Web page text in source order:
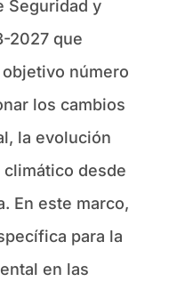
Seguridad y
2027 que
número
los cambios
la evolución
desde
En este marco,
para la
en las